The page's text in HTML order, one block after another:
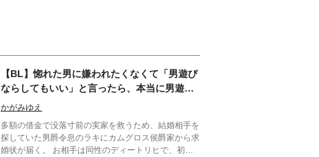
【BL】惚れた男に嫌われたくなくて「男遊び
ならしてもいい」と言ったら、本当に男遊び
を始められて絶望している侯爵令息の話
かがみゆえ
多額の借金で没落寸前の実家を救うため、結婚相手を
探していた男爵令息のラキにカムグロス侯爵家から求
婚状が届く。 お相手は同性のディートリヒで、初対